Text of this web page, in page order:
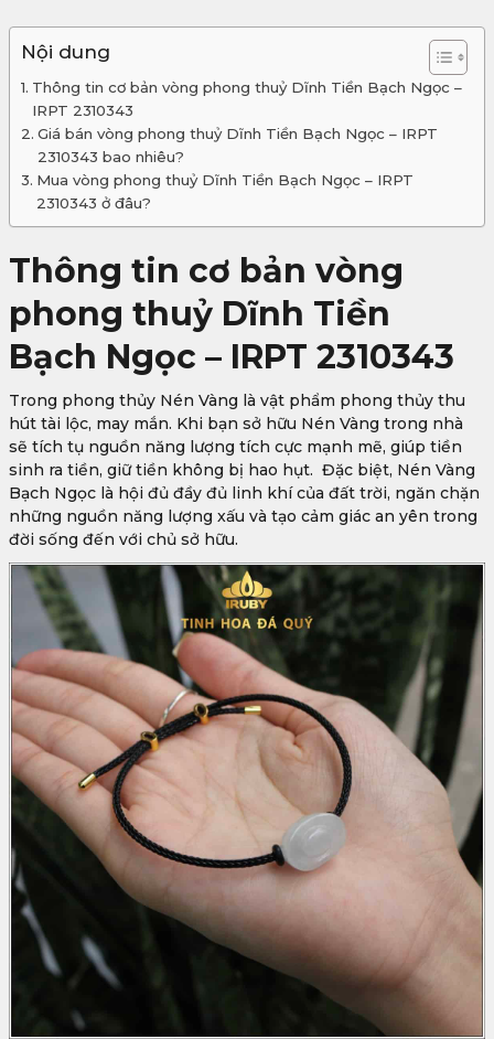
Nội dung
Thông tin cơ bản vòng phong thuỷ Dĩnh Tiền Bạch Ngọc –
IRPT 2310343
Giá bán vòng phong thuỷ Dĩnh Tiền Bạch Ngọc – IRPT
2310343 bao nhiêu?
Mua vòng phong thuỷ Dĩnh Tiền Bạch Ngọc – IRPT
2310343 ở đâu?
Thông tin cơ bản vòng
phong thuỷ Dĩnh Tiền
Bạch Ngọc – IRPT 2310343
Trong phong thủy Nén Vàng là vật phẩm phong thủy thu
hút tài lộc, may mắn. Khi bạn sở hữu Nén Vàng trong nhà
sẽ tích tụ nguồn năng lượng tích cực mạnh mẽ, giúp tiền
sinh ra tiền, giữ tiền không bị hao hụt. Đặc biệt, Nén Vàng
Bạch Ngọc là hội đủ đầy đủ linh khí của đất trời, ngăn chặn
những nguồn năng lượng xấu và tạo cảm giác an yên trong
đời sống đến với chủ sở hữu.